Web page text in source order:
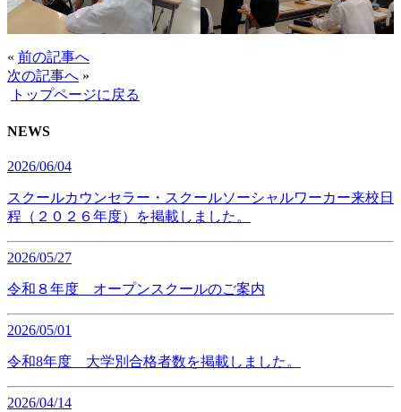
« 前の記事へ
次の記事へ »
トップページに戻る
NEWS
2026/06/04
スクールカウンセラー・スクールソーシャルワーカー来校日
程（２０２６年度）を掲載しました。
2026/05/27
令和８年度 オープンスクールのご案内
2026/05/01
令和8年度 大学別合格者数を掲載しました。
2026/04/14